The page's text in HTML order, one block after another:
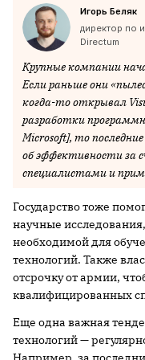
Игорь Беляк
директор по
Directum
Крупные компании
Если раньше они
когда-то открывал
разработки
Microsoft], то
об эффективности за
специалистами и
Государство тоже
научные
необходимой для
технологий. Также
отсрочку от армии,
квалифицированных
Еще одна важная
технологий —